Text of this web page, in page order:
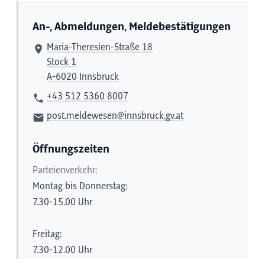
An-, Abmeldungen, Meldebestätigungen
Maria-Theresien-Straße 18
Stock 1
A-6020 Innsbruck
+43 512 5360 8007
post.meldewesen@innsbruck.gv.at
Öffnungszeiten
Parteienverkehr:
Montag bis Donnerstag:
7.30-15.00 Uhr
Freitag:
7.30-12.00 Uhr